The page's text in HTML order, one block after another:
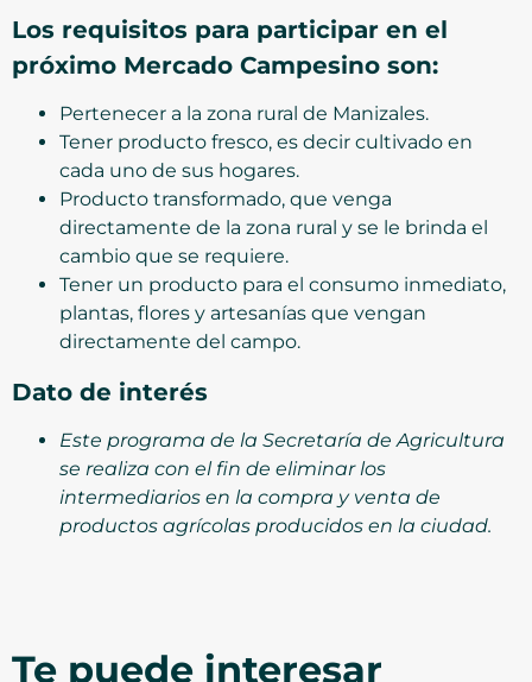
Los requisitos para participar en el
próximo Mercado Campesino son:
Pertenecer a la zona rural de Manizales.
Tener producto fresco, es decir cultivado en
cada uno de sus hogares.
Producto transformado, que venga
directamente de la zona rural y se le brinda el
cambio que se requiere.
Tener un producto para el consumo inmediato,
plantas, flores y artesanías que vengan
directamente del campo.
Dato de interés
Este programa de la Secretaría de Agricultura
se realiza con el fin de eliminar los
intermediarios en la compra y venta de
productos agrícolas producidos en la ciudad.
Te puede interesar